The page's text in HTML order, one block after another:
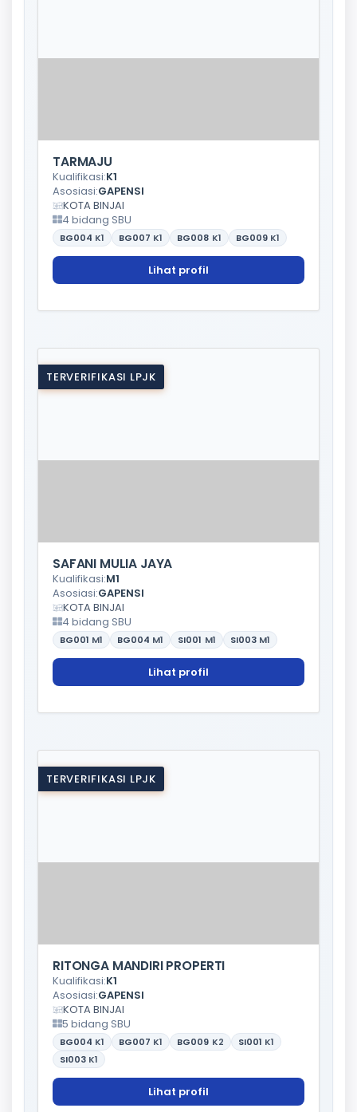
TARMAJU
Kualifikasi:K1
Asosiasi:GAPENSI
KOTA BINJAI
4 bidang SBU
BG004 K1 BG007 K1 BG008 K1 BG009 K1
Lihat profil
TERVERIFIKASI LPJK
SAFANI MULIA JAYA
Kualifikasi:M1
Asosiasi:GAPENSI
KOTA BINJAI
4 bidang SBU
BG001 M1 BG004 M1 SI001 M1 SI003 M1
Lihat profil
TERVERIFIKASI LPJK
RITONGA MANDIRI PROPERTI
Kualifikasi:K1
Asosiasi:GAPENSI
KOTA BINJAI
5 bidang SBU
BG004 K1 BG007 K1 BG009 K2 SI001 K1
SI003 K1
Lihat profil